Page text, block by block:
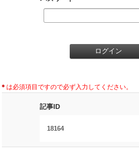
＊ は必須項目ですので必ず入力してください。
記事ID
18164